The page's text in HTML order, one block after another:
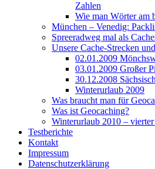
Zahlen
Wie man Wörter am
München – Venedig:
Spreeradweg mal als
Unsere Cache-Strecken
02.01.2009
03.01.2009 Großer
30.12.2008
Winterurlaub 2009
Was braucht man für
Was ist Geocaching?
Winterurlaub 2010 –
Testberichte
Kontakt
Impressum
Datenschutzerklärung